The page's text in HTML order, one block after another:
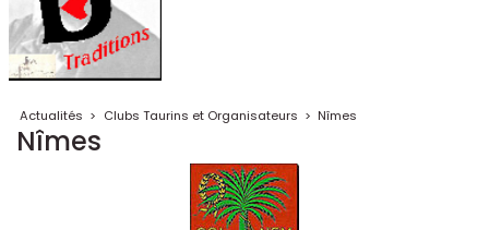
Actualités > Clubs Taurins et Organisateurs > Nîmes
Nîmes